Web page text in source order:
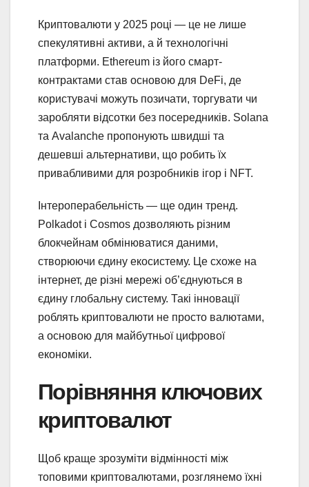
Криптовалюти у 2025 році — це не лише
спекулятивні активи, а й технологічні
платформи. Ethereum із його смарт-
контрактами став основою для DeFi, де
користувачі можуть позичати, торгувати чи
заробляти відсотки без посередників. Solana
та Avalanche пропонують швидші та
дешевші альтернативи, що робить їх
привабливими для розробників ігор і NFT.
Інтероперабельність — ще один тренд.
Polkadot і Cosmos дозволяють різним
блокчейнам обмінюватися даними,
створюючи єдину екосистему. Це схоже на
інтернет, де різні мережі об’єднуються в
єдину глобальну систему. Такі інновації
роблять криптовалюти не просто валютами,
а основою для майбутньої цифрової
економіки.
Порівняння ключових
криптовалют
Щоб краще зрозуміти відмінності між
топовими криптовалютами, розглянемо їхні